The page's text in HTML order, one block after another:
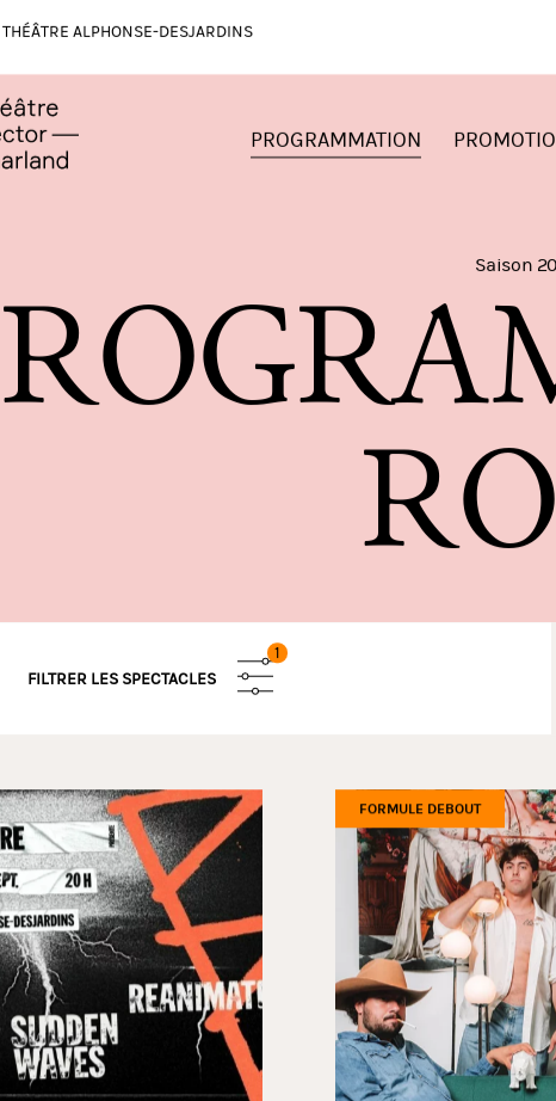
THÉÂTRE ALPHONSE-DESJARDINS
PROGRAMMATION
Saison
ROGRA
RO
FILTRER LES SPECTACLES
1
FORMULE DEBOUT